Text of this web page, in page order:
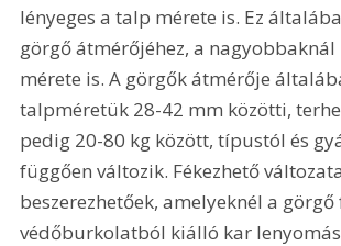
lényeges a talp mérete is. Ez
görgő átmérőjéhez, a nagyobbaknál
mérete is. A görgők átmérője
talpméretük 28-42 mm közötti,
pedig 20-80 kg között, típustól és
függően változik. Fékezhető
beszerezhetőek, amelyeknél a görgő
védőburkolatból kiálló kar